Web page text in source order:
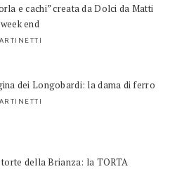
e cachi” creata da Dolci da Matti
end
dei Longobardi: la dama di ferro
della Brianza: la TORTA